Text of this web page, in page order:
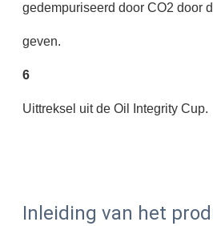
gedempuriseerd door CO2 door
geven.
6
Uittreksel uit de Oil Integrity Cup.
Inleiding van het